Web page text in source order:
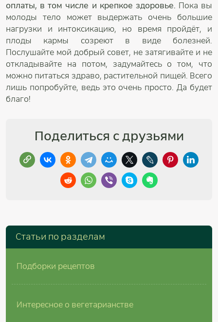
оплаты, в том числе и крепкое здоровье. Пока вы
молоды тело может выдержать очень большие
нагрузки и интоксикацию, но время пройдёт, и
плоды кармы созреют в виде болезней.
Послушайте мой добрый совет, не затягивайте и не
откладывайте на потом, задумайтесь о том, что
можно питаться здраво, растительной пищей. Всего
лишь попробуйте, ведь это очень просто. Да будет
благо!
Поделиться с друзьями
Cтатьи по разделам
Подборки рецептов
Интересное о вегетарианстве